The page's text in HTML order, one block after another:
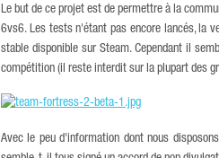
Le but de ce projet est de permettre à la
6vs6. Les tests n'étant pas encore lancés, la
stable disponible sur Steam. Cependant il
compétition (il reste interdit sur la plupart des
Avec le peu d'information dont nous